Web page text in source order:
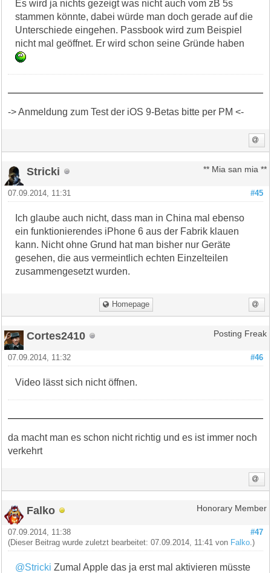
Es wird ja nichts gezeigt was nicht auch vom zB 5s
stammen könnte, dabei würde man doch gerade auf die
Unterschiede eingehen. Passbook wird zum Beispiel
nicht mal geöffnet. Er wird schon seine Gründe haben
-> Anmeldung zum Test der iOS 9-Betas bitte per PM <-
Stricki ** Mia san mia **
#45
07.09.2014, 11:31
Ich glaube auch nicht, dass man in China mal ebenso
ein funktionierendes iPhone 6 aus der Fabrik klauen
kann. Nicht ohne Grund hat man bisher nur Geräte
gesehen, die aus vermeintlich echten Einzelteilen
zusammengesetzt wurden.
Homepage
Cortes2410 Posting Freak
#46
07.09.2014, 11:32
Video lässt sich nicht öffnen.
da macht man es schon nicht richtig und es ist immer noch
verkehrt
Falko Honorary Member
#47
07.09.2014, 11:38
(Dieser Beitrag wurde zuletzt bearbeitet: 07.09.2014, 11:41 von Falko .)
@Stricki Zumal Apple das ja erst mal aktivieren müsste